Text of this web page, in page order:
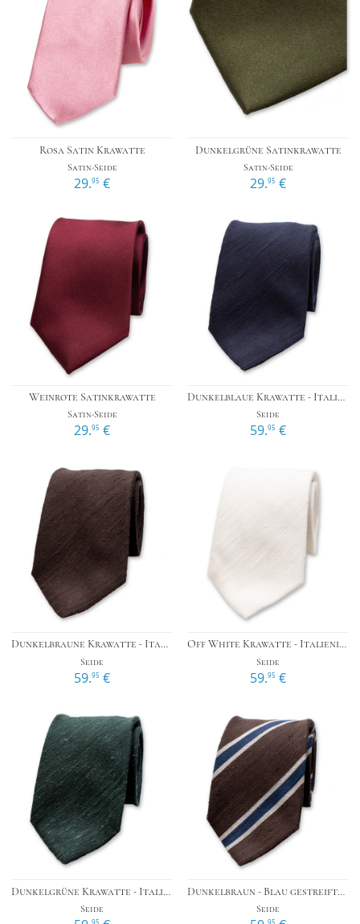
Rosa Satin Krawatte
Satin-Seide
29.95 €
Dunkelgrüne Satinkrawatte
Satin-Seide
29.95 €
Weinrote Satinkrawatte
Satin-Seide
29.95 €
Dunkelblaue Krawatte - Italienische Seide
Seide
59.95 €
Dunkelbraune Krawatte - Italienische Seide
Seide
59.95 €
Off White Krawatte - Italienische Seide
Seide
59.95 €
Dunkelgrüne Krawatte - Italienische Seide
Seide
95
Dunkelbraun - Blau gestreifte Krawatte - Italienische Seide
Seide
95